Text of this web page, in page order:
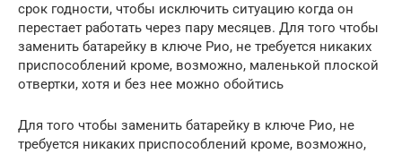
срок годности, чтобы исключить ситуацию когда он
перестает работать через пару месяцев. Для того чтобы
заменить батарейку в ключе Рио, не требуется никаких
приспособлений кроме, возможно, маленькой плоской
отвертки, хотя и без нее можно обойтись
Для того чтобы заменить батарейку в ключе Рио, не
требуется никаких приспособлений кроме, возможно,